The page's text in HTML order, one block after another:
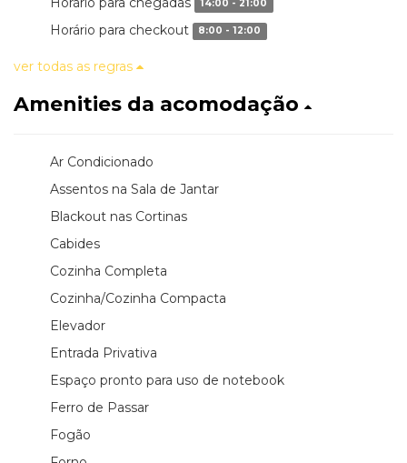
14:00 - 21:00
Horário para checkout 8:00 - 12:00
ver todas as regras
Amenities da acomodação
Ar Condicionado
Assentos na Sala de Jantar
Blackout nas Cortinas
Cabides
Cozinha Completa
Cozinha/Cozinha Compacta
Elevador
Entrada Privativa
Espaço pronto para uso de notebook
Ferro de Passar
Fogão